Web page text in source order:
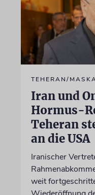
TEHERAN/
Iran und
Hormus-
Teheran
an die USA
Iranischer
weit